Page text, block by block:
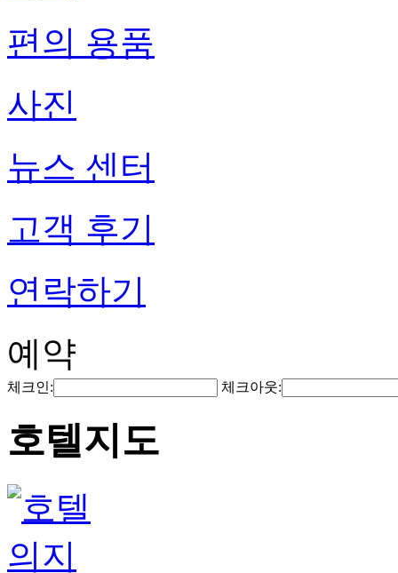
편의 용품
사진
뉴스 센터
고객 후기
연락하기
예약
체크인: 체크아웃:
호텔지도